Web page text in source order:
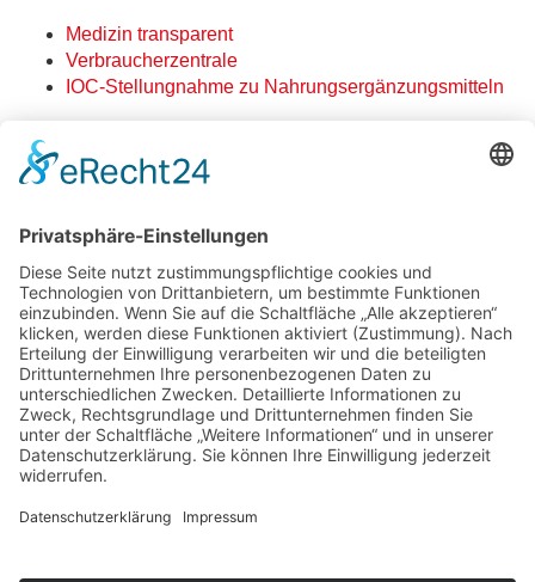
Medizin transparent
Verbraucherzentrale
IOC-Stellungnahme zu Nahrungsergänzungsmitteln
« zurück zur Übersicht
APOTHEKE SCHÖNE AUSSICHT
DOM APOTHEKE AM THEATER
APOTHEKE AUF DER LIETH
APOTHEKE AM NORDBAHNHOF
Apotheke Schöne Aussicht
Warburger Straße 93
33098 Paderborn